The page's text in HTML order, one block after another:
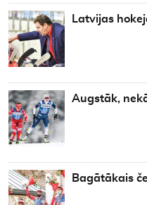
Latvijas
Augstāk,
Bagātākais